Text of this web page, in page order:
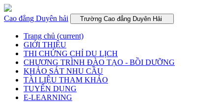
Cao đẳng Duyên hải Trường Cao đẳng Duyên Hải
Trang chủ (current)
GIỚI THIỆU
THI CHỨNG CHỈ DU LỊCH
CHƯƠNG TRÌNH ĐÀO TẠO - BỒI DƯỠNG
KHẢO SÁT NHU CẦU
TÀI LIỆU THAM KHẢO
TUYỂN DỤNG
E-LEARNING